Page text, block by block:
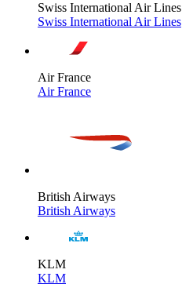
Swiss International Air Lines
Swiss International Air Lines
Air France
Air France
British Airways
British Airways
KLM
KLM